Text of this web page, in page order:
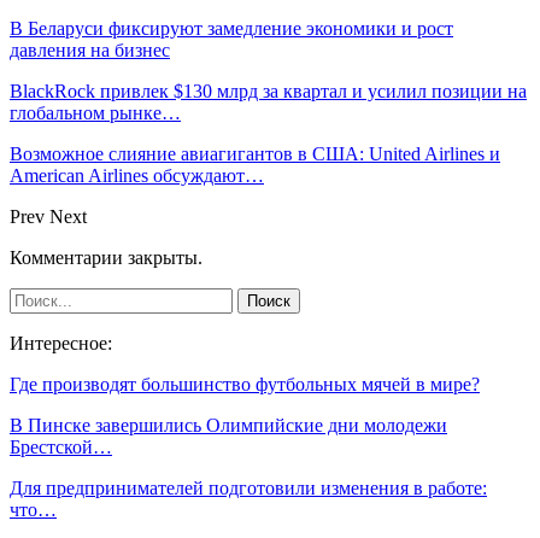
В Беларуси фиксируют замедление экономики и рост
давления на бизнес
BlackRock привлек $130 млрд за квартал и усилил позиции на
глобальном рынке…
Возможное слияние авиагигантов в США: United Airlines и
American Airlines обсуждают…
Prev Next
Комментарии закрыты.
Интересное:
Где производят большинство футбольных мячей в мире?
В Пинске завершились Олимпийские дни молодежи
Брестской…
Для предпринимателей подготовили изменения в работе:
что…